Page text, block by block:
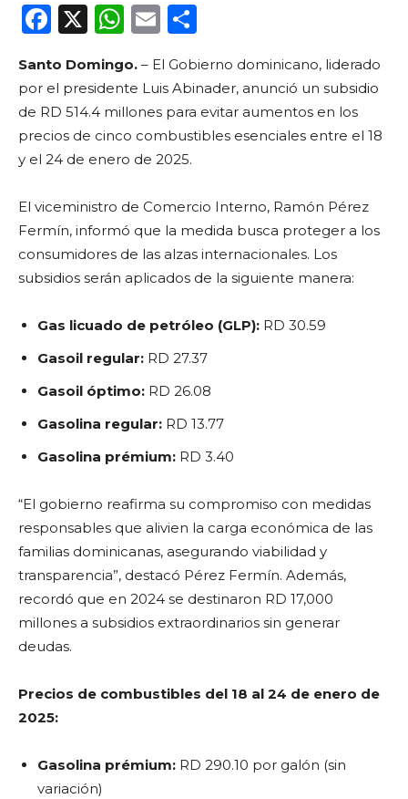
F
c
e
b
o
k
X
W
a
ts
A
p
p
E
ai
l
m
p
ar
r
Santo Domingo. – El Gobierno dominicano, liderado
por el presidente Luis Abinader, anunció un subsidio
de RD 514.4 millones para evitar aumentos en los
precios de cinco combustibles esenciales entre el 18
y el 24 de enero de 2025.
El viceministro de Comercio Interno, Ramón Pérez
Fermín, informó que la medida busca proteger a los
consumidores de las alzas internacionales. Los
subsidios serán aplicados de la siguiente manera:
Gas licuado de petróleo (GLP): RD 30.59
Gasoil regular: RD 27.37
Gasoil óptimo: RD 26.08
Gasolina regular: RD 13.77
Gasolina prémium: RD 3.40
“El gobierno reafirma su compromiso con medidas
responsables que alivien la carga económica de las
familias dominicanas, asegurando viabilidad y
transparencia”, destacó Pérez Fermín. Además,
recordó que en 2024 se destinaron RD 17,000
millones a subsidios extraordinarios sin generar
deudas.
Precios de combustibles del 18 al 24 de enero de
2025:
Gasolina prémium: RD 290.10 por galón (sin
variación)